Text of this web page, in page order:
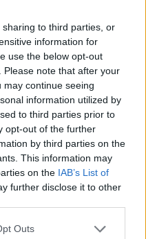
to third parties, or
information for
use the below opt-out
note that after your
continue seeing
information utilized by
to third parties prior to
opt-out of the further
by third parties on the
This information may
on the IAB’s List of
further disclose it to other
uses one or more Google
Outs
φίλων μου, τους
που βρήκα και τη φωνή